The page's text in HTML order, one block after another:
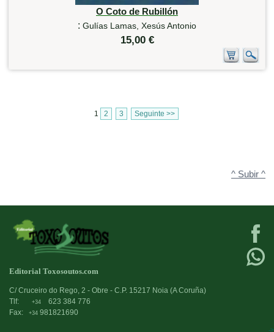
O Coto de Rubillón
: Gulías Lamas, Xesús Antonio
15,00 €
1 2 3 Seguinte >>
^ Subir ^
Editorial Toxosoutos.com
C/ Cruceiro do Rego, 2 - Obre - C.P. 15217 Noia (A Coruña)
Tlf:
+34
623 384 776
Fax:
+34 981821690
->